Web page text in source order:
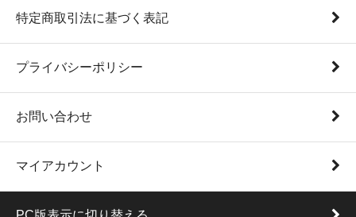
特定商取引法に基づく表記
プライバシーポリシー
お問い合わせ
マイアカウント